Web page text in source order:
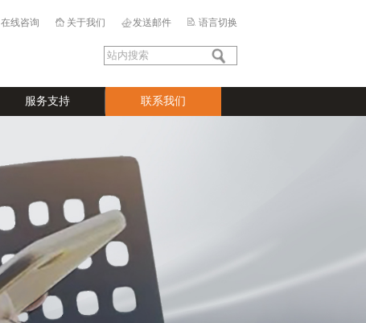
语言切换
发送邮件
关于我们
在线咨询
服务支持 联系我们